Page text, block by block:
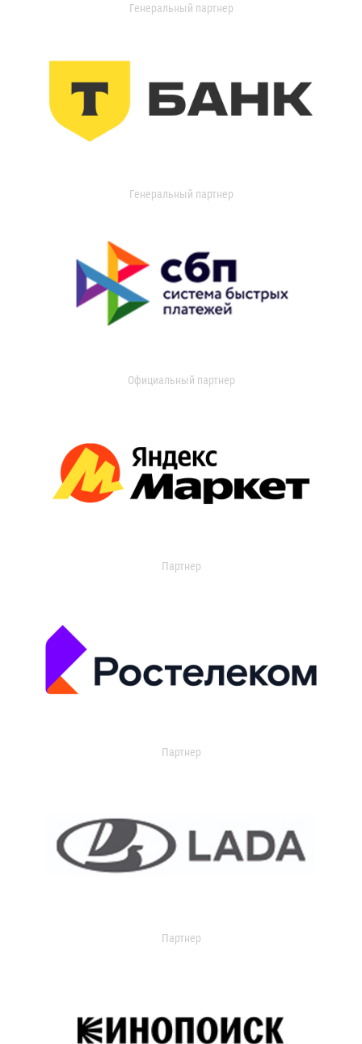
Генеральный партнер
Генеральный партнер
Официальный партнер
Партнер
Партнер
Партнер